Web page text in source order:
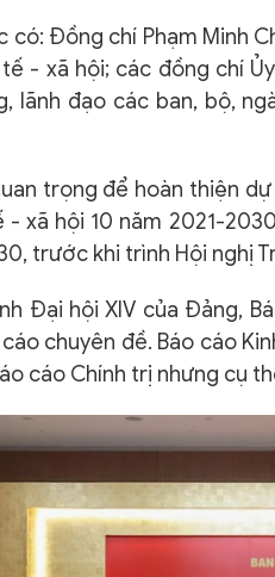
có: Đồng chí Phạm Minh
- xã hội; các đồng chí
lãnh đạo các ban, bộ,
trọng để hoàn thiện
- xã hội 10 năm 2021-
trước khi trình Hội nghị
Đại hội XIV của Đảng,
chuyên đề. Báo cáo
cáo Chính trị nhưng cụ